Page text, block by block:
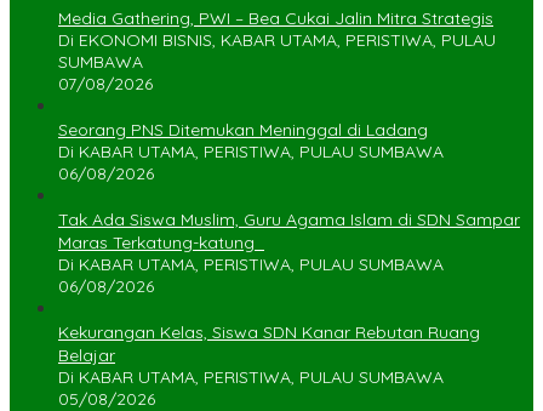
Media Gathering, PWI – Bea Cukai Jalin Mitra Strategis
Di EKONOMI BISNIS, KABAR UTAMA, PERISTIWA, PULAU
SUMBAWA
07/08/2026
Seorang PNS Ditemukan Meninggal di Ladang
Di KABAR UTAMA, PERISTIWA, PULAU SUMBAWA
06/08/2026
Tak Ada Siswa Muslim, Guru Agama Islam di SDN Sampar
Maras Terkatung-katung ‎
Di KABAR UTAMA, PERISTIWA, PULAU SUMBAWA
06/08/2026
Kekurangan Kelas, Siswa SDN Kanar Rebutan Ruang
Belajar
Di KABAR UTAMA, PERISTIWA, PULAU SUMBAWA
05/08/2026